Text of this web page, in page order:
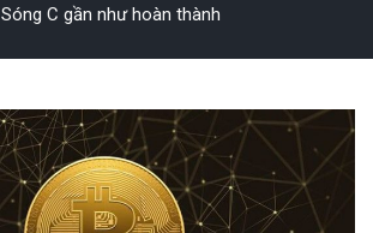
Sóng C gần như hoàn thành